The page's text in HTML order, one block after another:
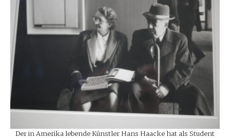
Der in Amerika lebende Künstler Hans Haacke hat als Student